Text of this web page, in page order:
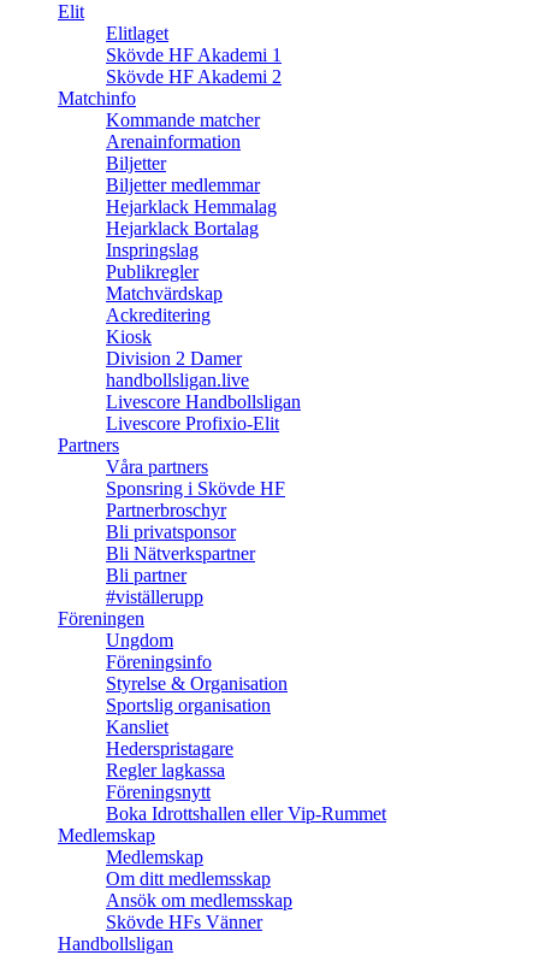
Elit
Elitlaget
Skövde HF Akademi 1
Skövde HF Akademi 2
Matchinfo
Kommande matcher
Arenainformation
Biljetter
Biljetter medlemmar
Hejarklack Hemmalag
Hejarklack Bortalag
Inspringslag
Publikregler
Matchvärdskap
Ackreditering
Kiosk
Division 2 Damer
handbollsligan.live
Livescore Handbollsligan
Livescore Profixio-Elit
Partners
Våra partners
Sponsring i Skövde HF
Partnerbroschyr
Bli privatsponsor
Bli Nätverkspartner
Bli partner
#viställerupp
Föreningen
Ungdom
Föreningsinfo
Styrelse & Organisation
Sportslig organisation
Kansliet
Hederspristagare
Regler lagkassa
Föreningsnytt
Boka Idrottshallen eller Vip-Rummet
Medlemskap
Medlemskap
Om ditt medlemsskap
Ansök om medlemsskap
Skövde HFs Vänner
Handbollsligan